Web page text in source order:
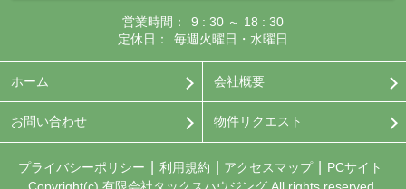
営業時間：
9 : 30 ～ 18 : 30
定休日：
毎週火曜日・水曜日
ホーム 会社概要
お問い合わせ 物件リクエスト
プライバシーポリシー 利用規約 アクセスマップ
PCサイト